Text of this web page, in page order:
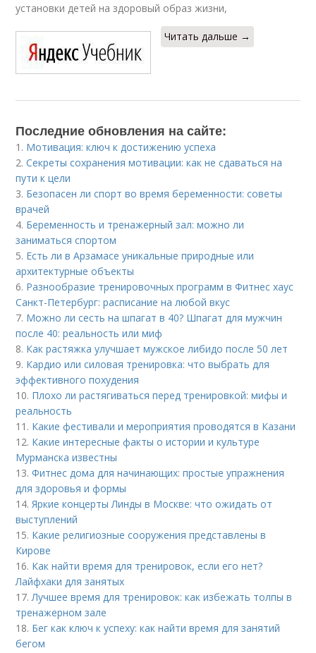
установки детей на здоровый образ жизни,
Читать дальше →
Последние обновления на сайте:
1. Мотивация: ключ к достижению успеха
2.Секреты сохранения мотивации: как не сдаваться на
пути к цели
3. Безопасен ли спорт во время беременности: советы
врачей
4. Беременность и тренажерный зал: можно ли
заниматься спортом
5. Есть ли в Арзамасе уникальные природные или
архитектурные объекты
6. Разнообразие тренировочных программ в Фитнес хаус
Санкт-Петербург: расписание на любой вкус
7. Можно ли сесть на шпагат в 40? Шпагат для мужчин
после 40: реальность или миф
8. Как растяжка улучшает мужское либидо после 50 лет
9. Кардио или силовая тренировка: что выбрать для
эффективного похудения
10. Плохо ли растягиваться перед тренировкой: мифы и
реальность
11. Какие фестивали и мероприятия проводятся в Казани
12. Какие интересные факты о истории и культуре
Мурманска известны
13.Фитнес дома для начинающих: простые упражнения
для здоровья и формы
14.Яркие концерты Линды в Москве: что ожидать от
выступлений
15. Какие религиозные сооружения представлены в
Кирове
16. Как найти время для тренировок, если его нет?
Лайфхаки для занятых
17.Лучшее время для тренировок: как избежать толпы в
тренажерном зале
18. Бег как ключ к успеху: как найти время для занятий
бегом